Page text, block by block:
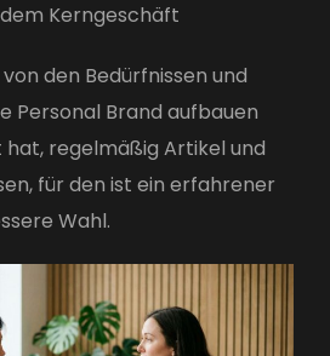
Kerngeschäft
den Bedürfnissen und
Personal Brand aufbauen
hat, regelmäßig Artikel und
für den ist ein erfahrener
Wahl.